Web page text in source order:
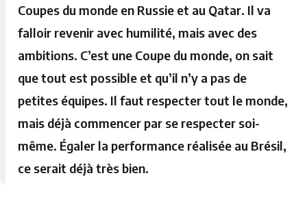
Coupes du monde en Russie et au Qatar. Il va
falloir revenir avec humilité, mais avec des
ambitions. C’est une Coupe du monde, on sait
que tout est possible et qu’il n’y a pas de
petites équipes. Il faut respecter tout le monde,
mais déjà commencer par se respecter soi-
même. Égaler la performance réalisée au Brésil,
ce serait déjà très bien.